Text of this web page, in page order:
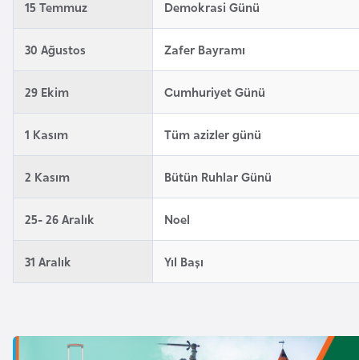
15 Temmuz Demokrasi Günü
30 Ağustos Zafer Bayramı
29 Ekim Cumhuriyet Günü
1 Kasım Tüm azizler günü
2 Kasım Bütün Ruhlar Günü
25- 26 Aralık Noel
31 Aralık Yıl Başı
B
l
i
k
a
B
n
n
o